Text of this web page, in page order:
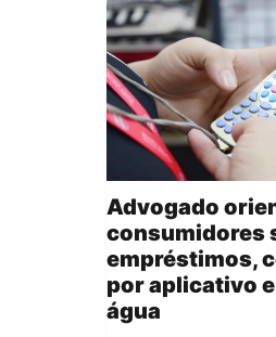
Advogado
consumidores
empréstimos,
por aplicativo
água